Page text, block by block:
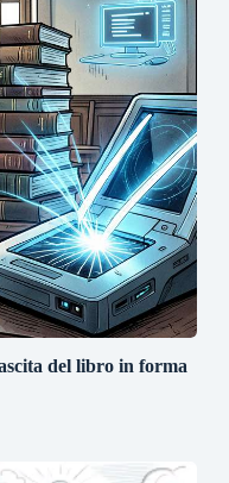
del libro in forma